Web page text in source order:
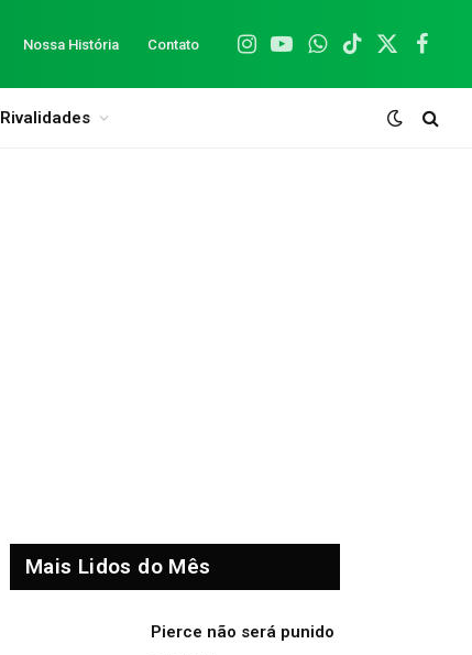
Nossa História Contato
Instagram
YouTubeWhatsApp
TikTok
X
Rivalidades
Mais Lidos do Mês
Pierce não será punido